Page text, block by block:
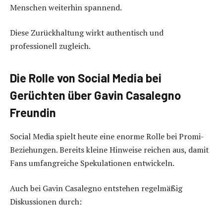
Menschen weiterhin spannend.
Diese Zurückhaltung wirkt authentisch und
professionell zugleich.
Die Rolle von Social Media bei
Gerüchten über Gavin Casalegno
Freundin
Social Media spielt heute eine enorme Rolle bei Promi-
Beziehungen. Bereits kleine Hinweise reichen aus, damit
Fans umfangreiche Spekulationen entwickeln.
Auch bei Gavin Casalegno entstehen regelmäßig
Diskussionen durch: